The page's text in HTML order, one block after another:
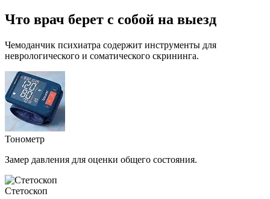
Что врач берет с собой на выезд
Чемоданчик психиатра содержит инструменты для
неврологического и соматического скрининга.
Тонометр
Замер давления для оценки общего состояния.
Стетоскоп